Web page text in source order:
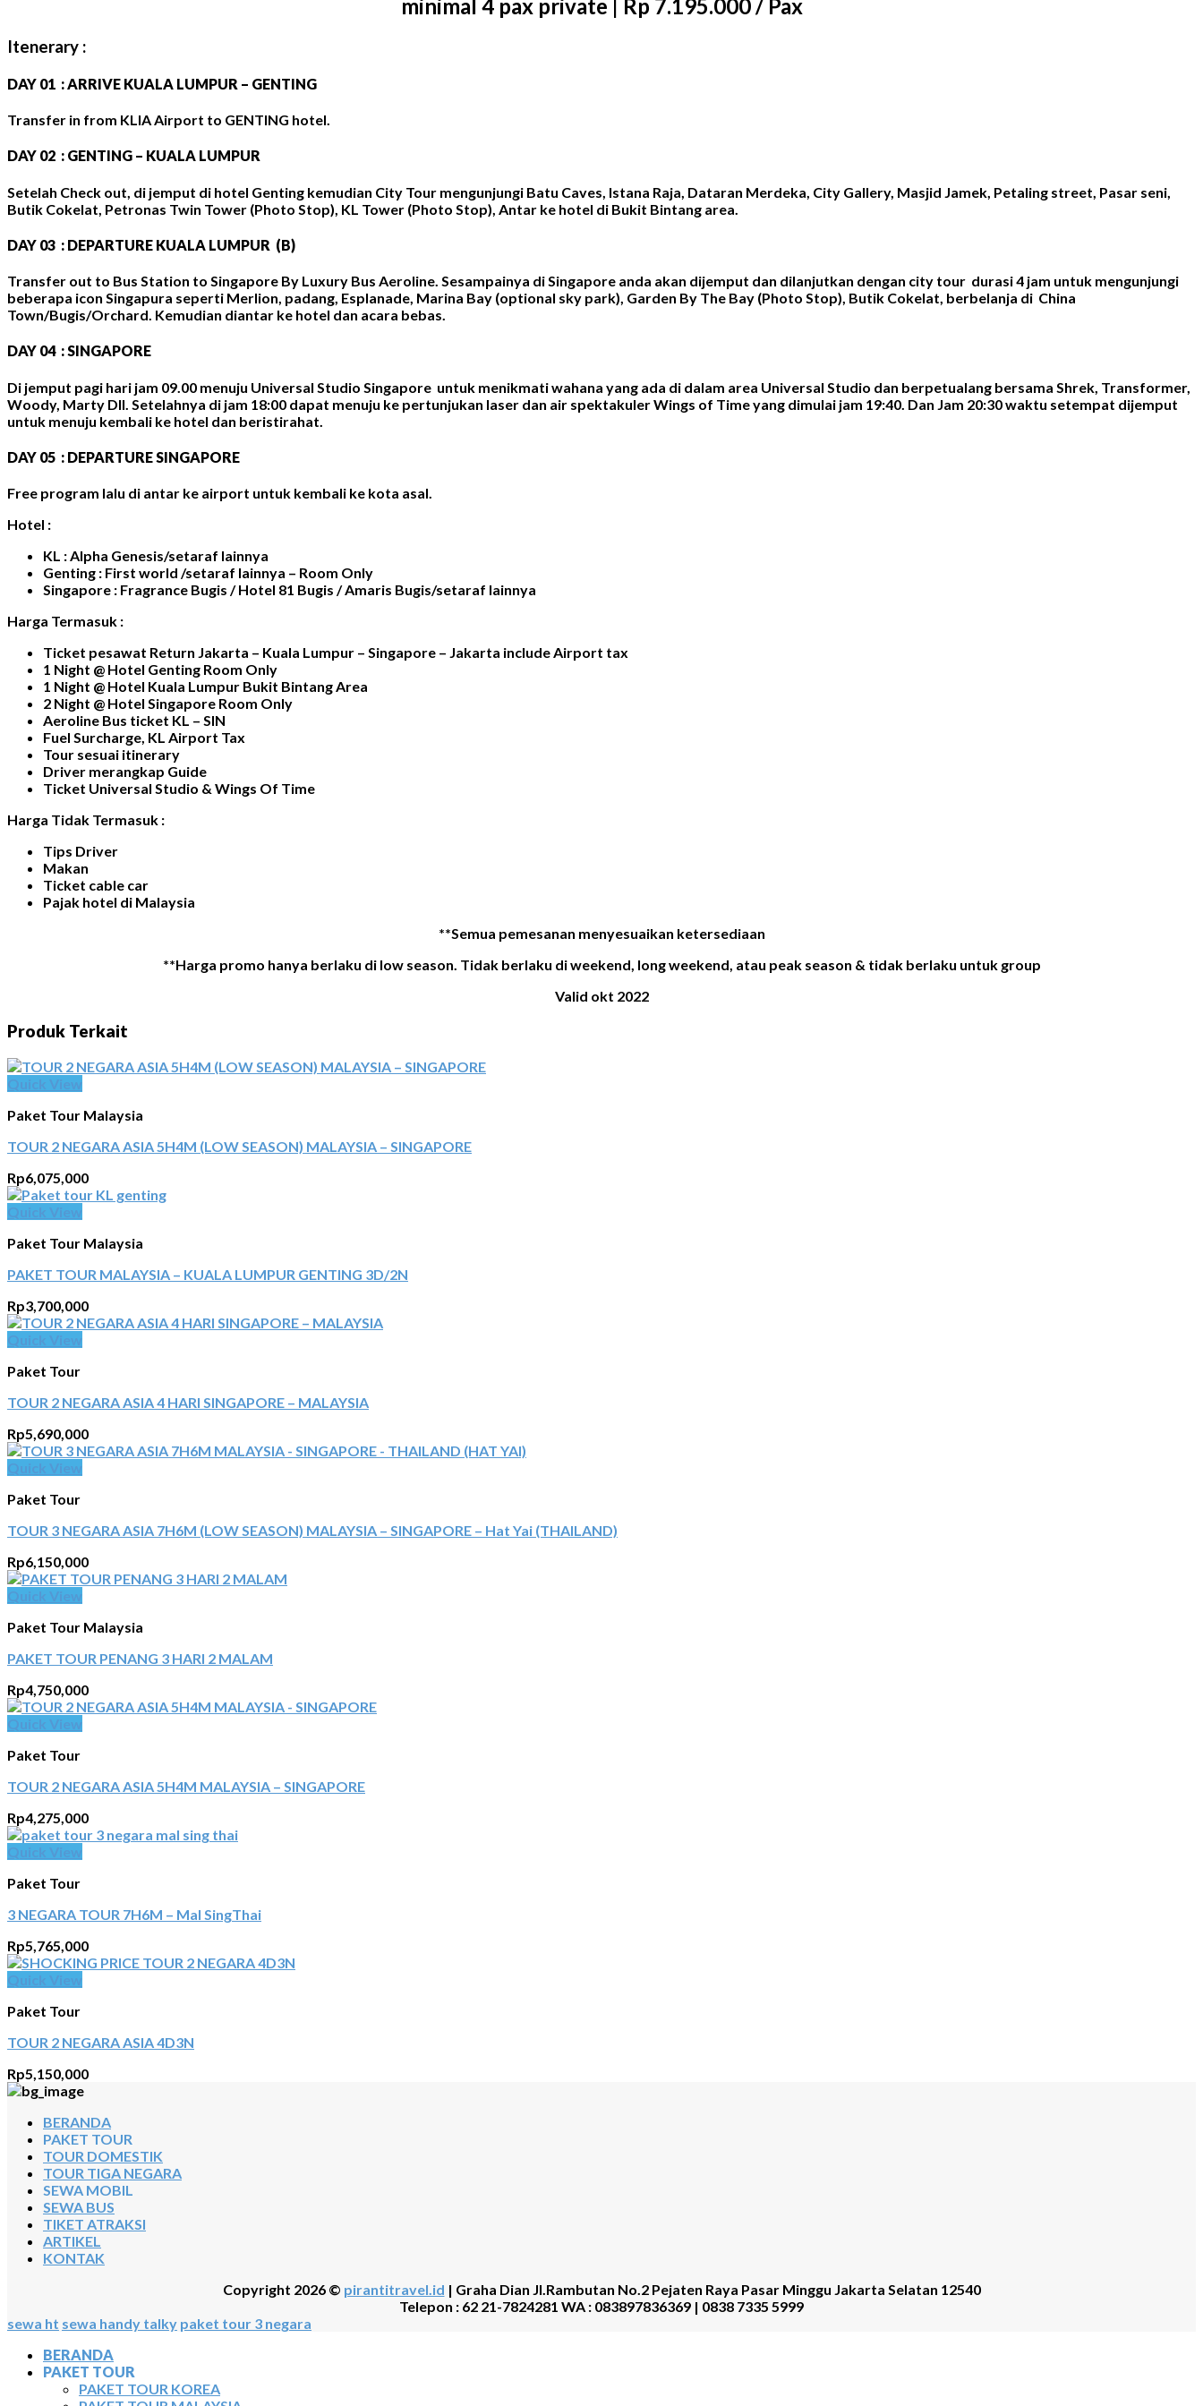
minimal 4 pax private | Rp 7.195.000 / Pax
Itenerary :
DAY 01 : ARRIVE KUALA LUMPUR – GENTING
Transfer in from KLIA Airport to GENTING hotel.
DAY 02 : GENTING – KUALA LUMPUR
Setelah Check out, di jemput di hotel Genting kemudian City Tour mengunjungi Batu Caves, Istana Raja, Dataran Merdeka, City Gallery, Masjid Jamek, Petaling street, Pasar seni,
Butik Cokelat, Petronas Twin Tower (Photo Stop), KL Tower (Photo Stop), Antar ke hotel di Bukit Bintang area.
DAY 03 : DEPARTURE KUALA LUMPUR (B)
Transfer out to Bus Station to Singapore By Luxury Bus Aeroline. Sesampainya di Singapore anda akan dijemput dan dilanjutkan dengan city tour durasi 4 jam untuk mengunjungi
beberapa icon Singapura seperti Merlion, padang, Esplanade, Marina Bay (optional sky park), Garden By The Bay (Photo Stop), Butik Cokelat, berbelanja di China
Town/Bugis/Orchard. Kemudian diantar ke hotel dan acara bebas.
DAY 04 : SINGAPORE
Di jemput pagi hari jam 09.00 menuju Universal Studio Singapore untuk menikmati wahana yang ada di dalam area Universal Studio dan berpetualang bersama Shrek, Transformer,
Woody, Marty Dll. Setelahnya di jam 18:00 dapat menuju ke pertunjukan laser dan air spektakuler Wings of Time yang dimulai jam 19:40. Dan Jam 20:30 waktu setempat dijemput
untuk menuju kembali ke hotel dan beristirahat.
DAY 05 : DEPARTURE SINGAPORE
Free program lalu di antar ke airport untuk kembali ke kota asal.
Hotel :
KL : Alpha Genesis/setaraf lainnya
Genting : First world /setaraf lainnya – Room Only
Singapore : Fragrance Bugis / Hotel 81 Bugis / Amaris Bugis/setaraf lainnya
Harga Termasuk :
Ticket pesawat Return Jakarta – Kuala Lumpur – Singapore – Jakarta include Airport tax
1 Night @ Hotel Genting Room Only
1 Night @ Hotel Kuala Lumpur Bukit Bintang Area
2 Night @ Hotel Singapore Room Only
Aeroline Bus ticket KL – SIN
Fuel Surcharge, KL Airport Tax
Tour sesuai itinerary
Driver merangkap Guide
Ticket Universal Studio & Wings Of Time
Harga Tidak Termasuk :
Tips Driver
Makan
Ticket cable car
Pajak hotel di Malaysia
**Semua pemesanan menyesuaikan ketersediaan
**Harga promo hanya berlaku di low season. Tidak berlaku di weekend, long weekend, atau peak season & tidak berlaku untuk group
Valid okt 2022
Produk Terkait
Paket Tour Malaysia
TOUR 2 NEGARA ASIA 5H4M (LOW SEASON) MALAYSIA – SINGAPORE
Rp6,075,000
Paket Tour Malaysia
PAKET TOUR MALAYSIA – KUALA LUMPUR GENTING 3D/2N
Rp3,700,000
Paket Tour
TOUR 2 NEGARA ASIA 4 HARI SINGAPORE – MALAYSIA
Rp5,690,000
Paket Tour
TOUR 3 NEGARA ASIA 7H6M (LOW SEASON) MALAYSIA – SINGAPORE – Hat Yai (THAILAND)
Rp6,150,000
Paket Tour Malaysia
PAKET TOUR PENANG 3 HARI 2 MALAM
Rp4,750,000
Paket Tour
TOUR 2 NEGARA ASIA 5H4M MALAYSIA – SINGAPORE
Rp4,275,000
Paket Tour
3 NEGARA TOUR 7H6M – Mal SingThai
Rp5,765,000
Paket Tour
TOUR 2 NEGARA ASIA 4D3N
Rp5,150,000
BERANDA
PAKET TOUR
TOUR DOMESTIK
TOUR TIGA NEGARA
SEWA MOBIL
SEWA BUS
TIKET ATRAKSI
ARTIKEL
KONTAK
Copyright 2026 © pirantitravel.id | Graha Dian Jl.Rambutan No.2 Pejaten Raya Pasar Minggu Jakarta Selatan 12540
Telepon : 62 21-7824281 WA : 083897836369 | 0838 7335 5999
sewa ht sewa handy talky paket tour 3 negara
BERANDA
PAKET TOUR
PAKET TOUR KOREA